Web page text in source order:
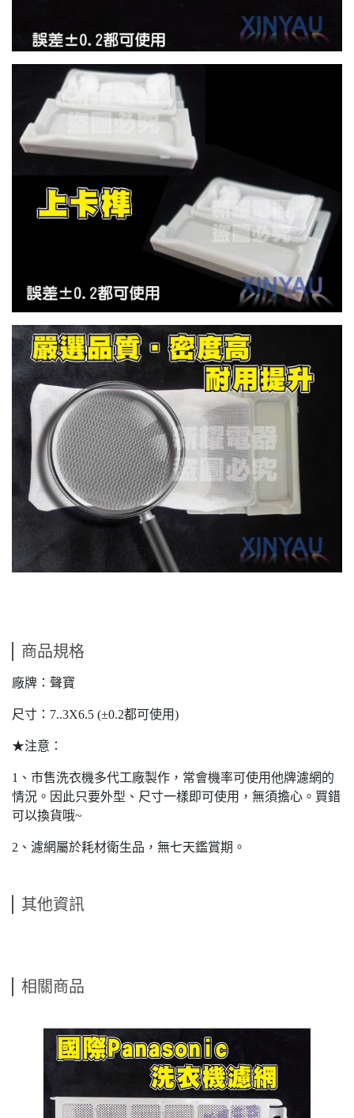
商品規格
廠牌：聲寶
尺寸：7..3X6.5 (±0.2都可使用)
★注意：
1、市售洗衣機多代工廠製作，常會機率可使用他牌濾網的
情況。因此只要外型、尺寸一樣即可使用，無須擔心。買錯
可以換貨哦~
2、濾網屬於耗材衛生品，無七天鑑賞期。
其他資訊
相關商品